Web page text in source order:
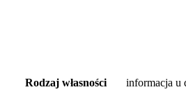
Rodzaj własności informacja u